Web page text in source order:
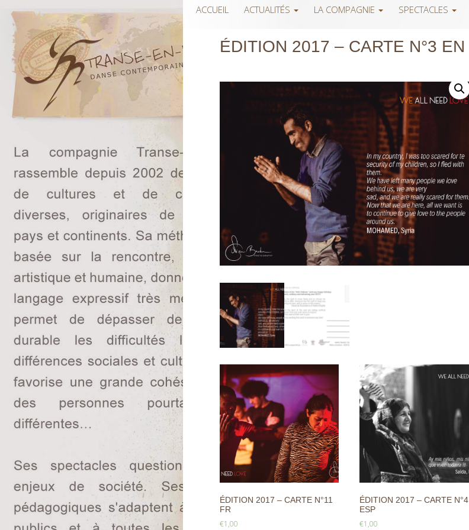
ÉDITION 2017 – CARTE N°3 EN
ÉDITION 2017 – CARTE N°11
FR
€1,00
ÉDITION 2017 – CARTE N°4
ESP
€1,00
ACCUEIL ACTUALITÉS LA COMPAGNIE SPECTACLES